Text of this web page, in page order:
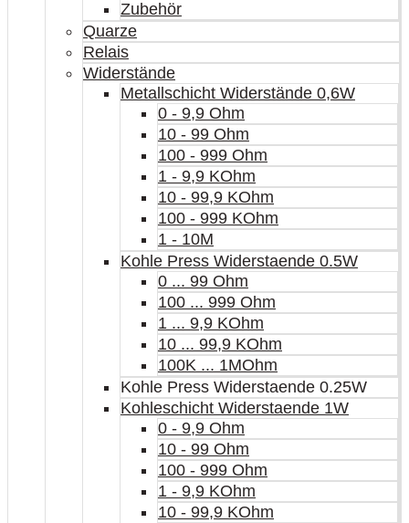
Zubehör
Quarze
Relais
Widerstände
Metallschicht Widerstände 0,6W
0 - 9,9 Ohm
10 - 99 Ohm
100 - 999 Ohm
1 - 9,9 KOhm
10 - 99,9 KOhm
100 - 999 KOhm
1 - 10M
Kohle Press Widerstaende 0.5W
0 ... 99 Ohm
100 ... 999 Ohm
1 ... 9,9 KOhm
10 ... 99,9 KOhm
100K ... 1MOhm
Kohle Press Widerstaende 0.25W
Kohleschicht Widerstaende 1W
0 - 9,9 Ohm
10 - 99 Ohm
100 - 999 Ohm
1 - 9,9 KOhm
10 - 99,9 KOhm